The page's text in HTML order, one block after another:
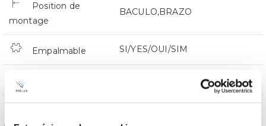
Position de
montage
BACULO,BRAZO
Empalmable SI/YES/OUI/SIM